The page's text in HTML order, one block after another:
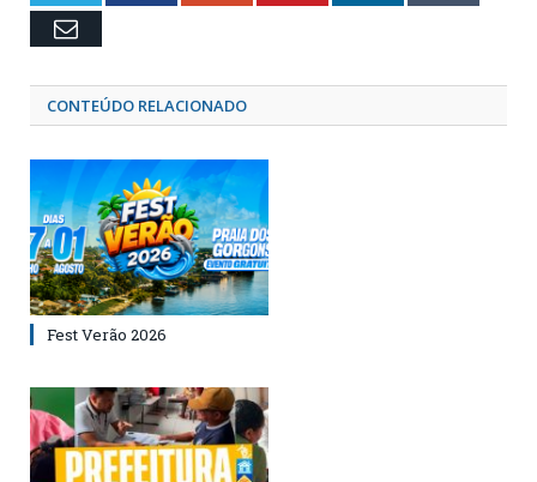
Email
CONTEÚDO RELACIONADO
Fest Verão 2026